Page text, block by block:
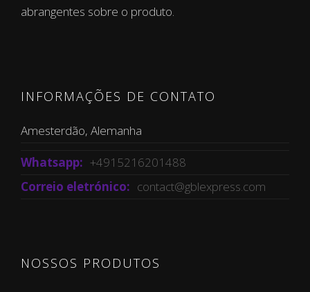
abrangentes sobre o produto.
INFORMAÇÕES DE CONTATO
Amesterdão, Alemanha
Whatsapp: +4915216201488
Correio eletrónico: contact@gblexpress.com
NOSSOS PRODUTOS